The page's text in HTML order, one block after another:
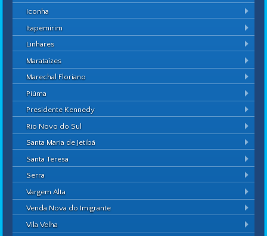
Iconha
Itapemirim
Linhares
Marataízes
Marechal Floriano
Piúma
Presidente Kennedy
Rio Novo do Sul
Santa Maria de Jetibá
Santa Teresa
Serra
Vargem Alta
Venda Nova do Imigrante
Vila Velha